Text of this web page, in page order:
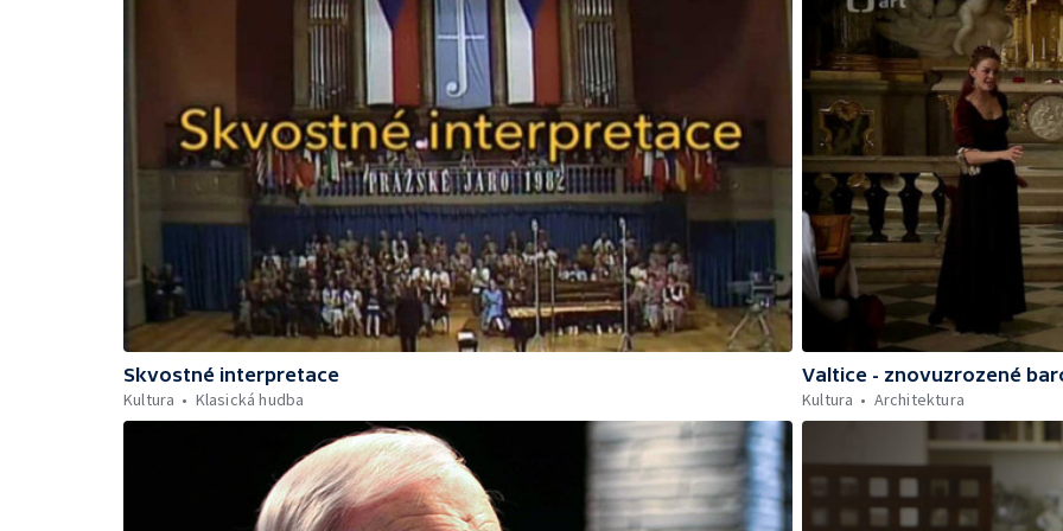
Skvostné interpretace
Kultura
Klasická hudba
Valtice - znovuzrozené
Kultura
Architektura